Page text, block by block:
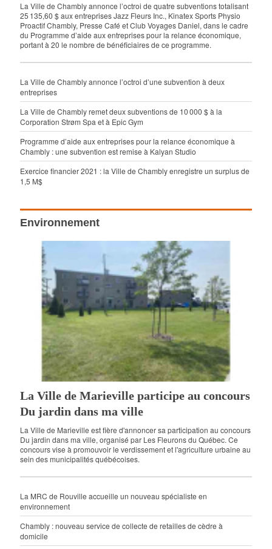
La Ville de Chambly annonce l’octroi de quatre subventions totalisant
25 135,60 $ aux entreprises Jazz Fleurs Inc., Kinatex Sports Physio
Proactif Chambly, Presse Café et Club Voyages Daniel, dans le cadre
du Programme d’aide aux entreprises pour la relance économique,
portant à 20 le nombre de bénéficiaires de ce programme.
La Ville de Chambly annonce l’octroi d’une subvention à deux
entreprises
La Ville de Chambly remet deux subventions de 10 000 $ à la
Corporation Strøm Spa et à Epic Gym
Programme d’aide aux entreprises pour la relance économique à
Chambly : une subvention est remise à Kalyan Studio
Exercice financier 2021 : la Ville de Chambly enregistre un surplus de
1,5 M$
Environnement
La Ville de Marieville participe au concours
Du jardin dans ma ville
La Ville de Marieville est fière d'annoncer sa participation au concours
Du jardin dans ma ville, organisé par Les Fleurons du Québec. Ce
concours vise à promouvoir le verdissement et l'agriculture urbaine au
sein des municipalités québécoises.
La MRC de Rouville accueille un nouveau spécialiste en
environnement
Chambly : nouveau service de collecte de retailles de cèdre à
domicile